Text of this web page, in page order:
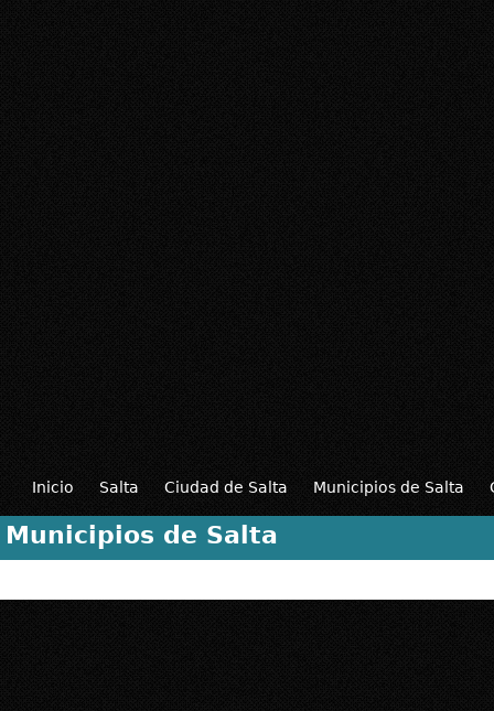
Inicio Salta Ciudad de Salta Municipios de Salta
Municipios de Salta